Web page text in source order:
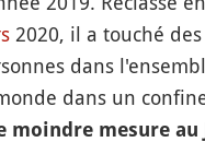
2020, il a touché
dans
dans un
moindre mesure au